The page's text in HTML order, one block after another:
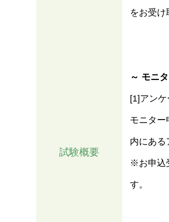
試験概要
をお受け
～ モニ
[1]アン
モニター
内にある
※お申込
す。